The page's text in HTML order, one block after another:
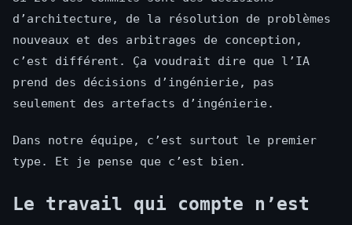
d’architecture, de la résolution de problèmes
nouveaux et des arbitrages de conception,
c’est différent. Ça voudrait dire que l’IA
prend des décisions d’ingénierie, pas
seulement des artefacts d’ingénierie.
Dans notre équipe, c’est surtout le premier
type. Et je pense que c’est bien.
Le travail qui compte n’est